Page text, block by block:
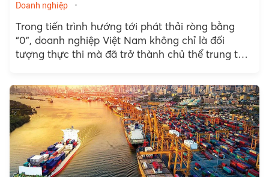
Doanh nghiệp
Trong tiến trình hướng tới phát thải ròng bằng
“0”, doanh nghiệp Việt Nam không chỉ là đối
tượng thực thi mà đã trở thành chủ thể trung tâm